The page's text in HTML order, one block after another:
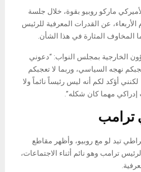
ماركو روبيو بقوة، خلال جلسة
الأربعاء، عن القدرات المعرفية للرئيس
المخاوف المثارة في هذا الشأن.
الخارجية بمجلس النواب: “دعوني
نهجه السياسي، وربما لا تعجبكم
لكنني أؤكد لكم أنه ليس رئيساً نائماً ولا
مهما كان شكله”.
ترامب
تيد لو مع روبيو، وأظهر مقاطع
ترامب وهو نائم أثناء الاجتماعات،